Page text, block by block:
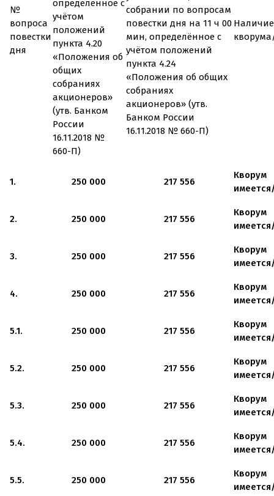
№
вопроса
повестки
дня
определённое с
учётом
положений
пункта 4.20
«Положения об
общих
собраниях
акционеров»
(утв. Банком
России
16.11.2018 №
660-П)
собрании по вопросам
повестки дня на 11 ч 00
мин, определённое с
учётом положений
пункта 4.24
«Положения об общих
собраниях
акционеров» (утв.
Банком России
16.11.2018 № 660-П)
Наличие
1. 250 000 217 556
Кворум
2. 250 000 217 556
Кворум
3. 250 000 217 556
Кворум
4. 250 000 217 556
Кворум
5.1. 250 000 217 556
Кворум
5.2. 250 000 217 556
Кворум
5.3. 250 000 217 556
Кворум
5.4. 250 000 217 556
Кворум
5.5. 250 000 217 556
Кворум